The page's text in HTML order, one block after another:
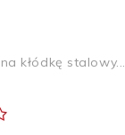
kłódkę stalowy...